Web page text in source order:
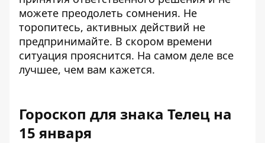
можете преодолеть сомнения. Не
торопитесь, активных действий не
предпринимайте. В скором времени
ситуация прояснится. На самом деле все
лучшее, чем вам кажется.
Гороскоп для знака Телец на
15 января